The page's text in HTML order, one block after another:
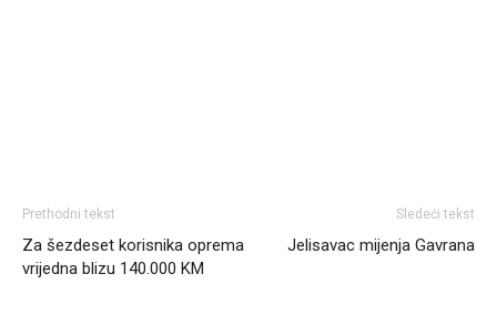
Prethodni tekst
Za šezdeset korisnika oprema
vrijedna blizu 140.000 KM
Sledeći tekst
Jelisavac mijenja Gavrana